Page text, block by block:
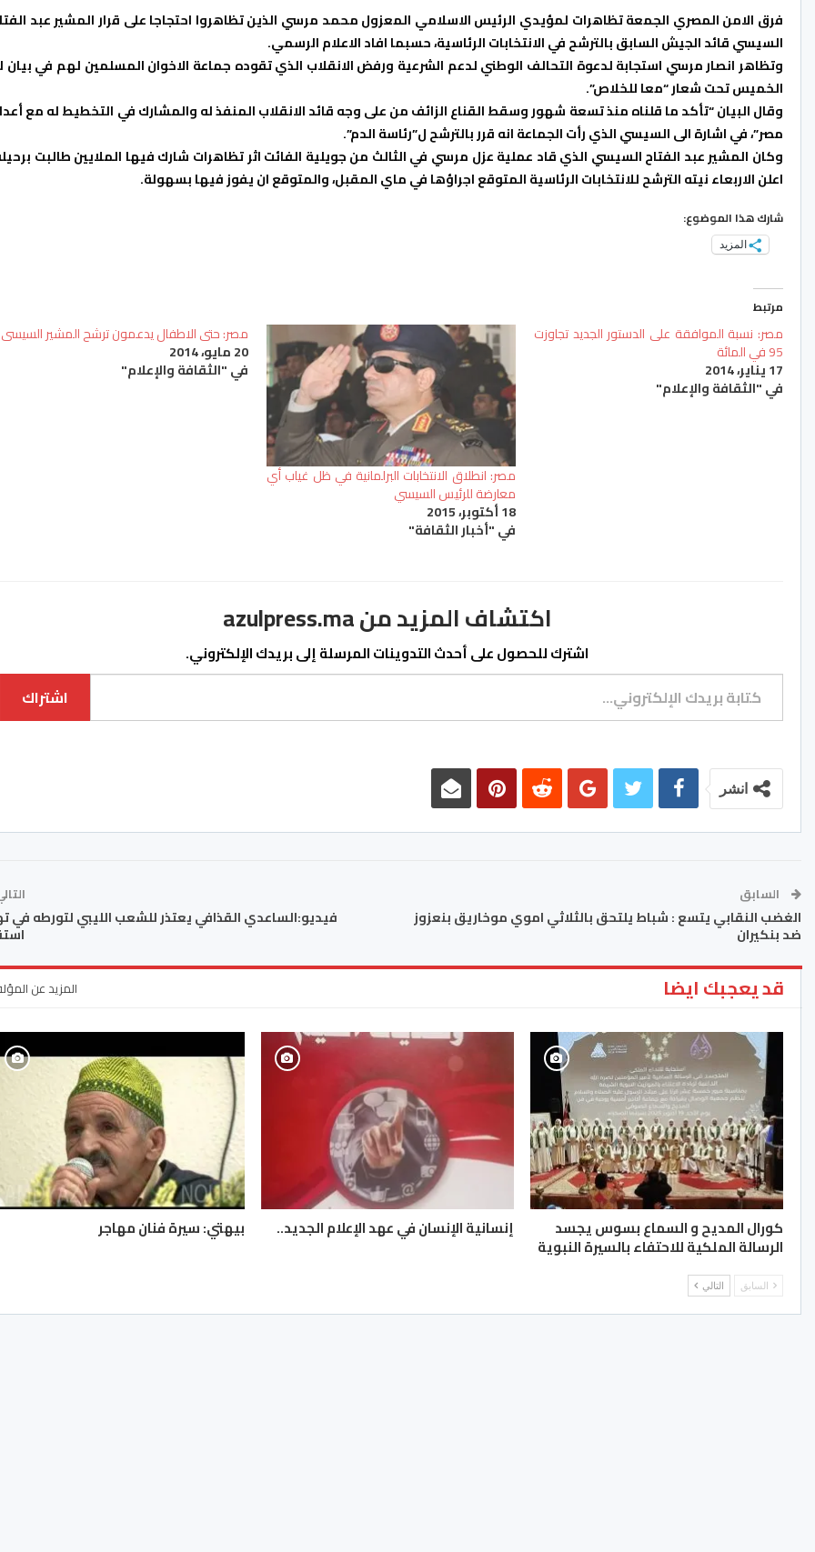
فرق الامن المصري الجمعة تظاهرات لمؤيدي الرئيس الاسلامي المعزول محمد مرسي الذين تظاهروا احتجاجا على قرار المشير عبد
السيسي قائد الجيش السابق بالترشح في الانتخابات الرئاسية، حسبما افاد الاعلام الرسمي.
وتظاهر انصار مرسي استجابة لدعوة التحالف الوطني لدعم الشرعية ورفض الانقلاب الذي تقوده جماعة الاخوان المسلمين لهم في بيان
الخميس تحت شعار “معا للخلاص”.
وقال البيان “تأكد ما قلناه منذ تسعة شهور وسقط القناع الزائف من على وجه قائد الانقلاب المنفذ له والمشارك في التخطيط له مع
مصر”، في اشارة الى السيسي الذي رأت الجماعة انه قرر بالترشح ل”رئاسة الدم”.
وكان المشير عبد الفتاح السيسي الذي قاد عملية عزل مرسي في الثالث من جويلية الفائت اثر تظاهرات شارك فيها الملايين طالبت
اعلن الاربعاء نيته الترشح للانتخابات الرئاسية المتوقع اجراؤها في ماي المقبل، والمتوقع ان يفوز فيها بسهولة.
شارك هذا الموضوع:
المزيد
مرتبط
مصر: نسبة الموافقة على الدستور الجديد تجاوزت
95 في المائة
17 يناير، 2014
في "الثقافة والإعلام"
مصر: انطلاق الانتخابات البرلمانية في ظل غياب أي
معارضة للرئيس السيسي
18 أكتوبر، 2015
في "أخبار الثقافة"
مصر: حتى الاطفال يدعمون ترشح المشير السيسى
20 مايو، 2014
في "الثقافة والإعلام"
اكتشاف المزيد من azulpress.ma
اشترك للحصول على أحدث التدوينات المرسلة إلى بريدك الإلكتروني.
كتابة بريدك الإلكتروني...
اشتراك
انشر
السابق
الغضب النقابي يتسع : شباط يلتحق بالثلاثي اموي موخاريق بنعزوز
ضد بنكيران
فيديو:الساعدي القذافي يعتذر للشعب الليبي لتورطه في
قد يعجبك ايضا المزيد عن
كورال المديح و السماع بسوس يجسد
الرسالة الملكية للاحتفاء بالسيرة النبوية
إنسانية الإنسان في عهد الإعلام الجديد.. بيهتي: سيرة فنان مهاجر
السابق التالي